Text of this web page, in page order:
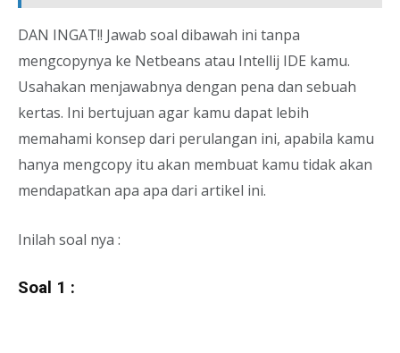
DAN INGAT!! Jawab soal dibawah ini tanpa
mengcopynya ke Netbeans atau Intellij IDE kamu.
Usahakan menjawabnya dengan pena dan sebuah
kertas. Ini bertujuan agar kamu dapat lebih
memahami konsep dari perulangan ini, apabila kamu
hanya mengcopy itu akan membuat kamu tidak akan
mendapatkan apa apa dari artikel ini.
Inilah soal nya :
Soal 1 :